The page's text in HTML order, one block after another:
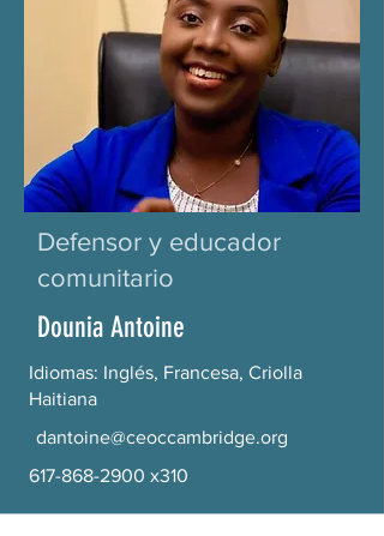
Defensor y educador
comunitario
Dounia Antoine
Idiomas: Inglés, Francesa, Criolla
Haitiana
dantoine@ceoccambridge.org
617-868-2900 x310